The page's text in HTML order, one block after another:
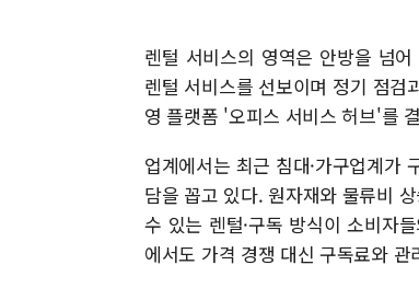
렌털 서비스의 영역은 안방을 넘
렌털 서비스를 선보이며 정기 점
영 플랫폼 '오피스 서비스 허브'를
업계에서는 최근 침대·가구업계가
담을 꼽고 있다. 원자재와 물류비
수 있는 렌털·구독 방식이 소비자
에서도 가격 경쟁 대신 구독료와